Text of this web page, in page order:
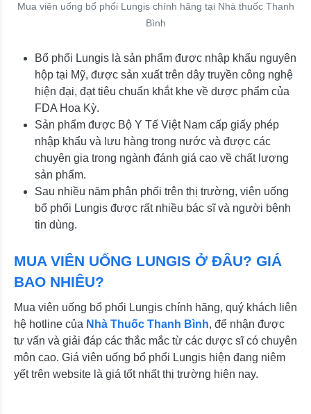
Mua viên uống bổ phổi Lungis chính hãng tại Nhà thuốc Thanh
Bình
Bổ phổi Lungis là sản phẩm được nhập khẩu nguyên
hộp tại Mỹ, được sản xuất trên dây truyền công nghệ
hiện đại, đạt tiêu chuẩn khắt khe về dược phẩm của
FDA Hoa Kỳ.
Sản phẩm được Bộ Y Tế Việt Nam cấp giấy phép
nhập khẩu và lưu hàng trong nước và được các
chuyên gia trong ngành đánh giá cao về chất lượng
sản phẩm.
Sau nhiều năm phân phối trên thị trường, viên uống
bổ phổi Lungis được rất nhiều bác sĩ và người bệnh
tin dùng.
MUA VIÊN UỐNG LUNGIS Ở ĐÂU? GIÁ
BAO NHIÊU?
Mua viên uống bổ phổi Lungis chính hãng, quý khách liên
hệ hotline của Nhà Thuốc Thanh Bình, để nhận được
tư vấn và giải đáp các thắc mắc từ các dược sĩ có chuyên
môn cao. Giá viên uống bổ phổi Lungis hiện đang niêm
yết trên website là giá tốt nhất thị trường hiện nay.